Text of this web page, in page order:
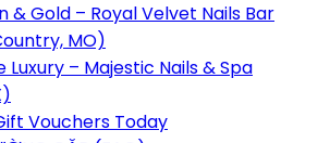
& Gold – Royal Velvet Nails Bar
MO)
Luxury – Majestic Nails & Spa
Vouchers Today